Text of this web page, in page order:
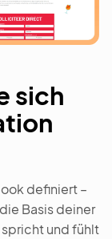
sich
definiert –
Basis deiner
und fühlt